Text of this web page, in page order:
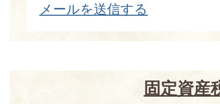
メールを送信する
固定資産